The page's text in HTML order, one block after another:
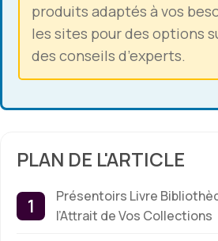
produits adaptés à vos
les sites pour des options
des conseils d’experts.
PLAN DE L'ARTICLE
Présentoirs Livre
l’Attrait de Vos Collections